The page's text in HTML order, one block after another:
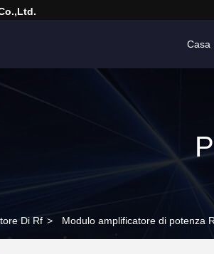
Casa
Di Rf > Modulo amplificatore di potenza